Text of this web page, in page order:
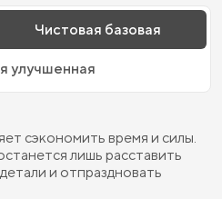
Чистовая базовая
улучшенная
сэкономить время и силы.
лишь расставить
и отпраздновать